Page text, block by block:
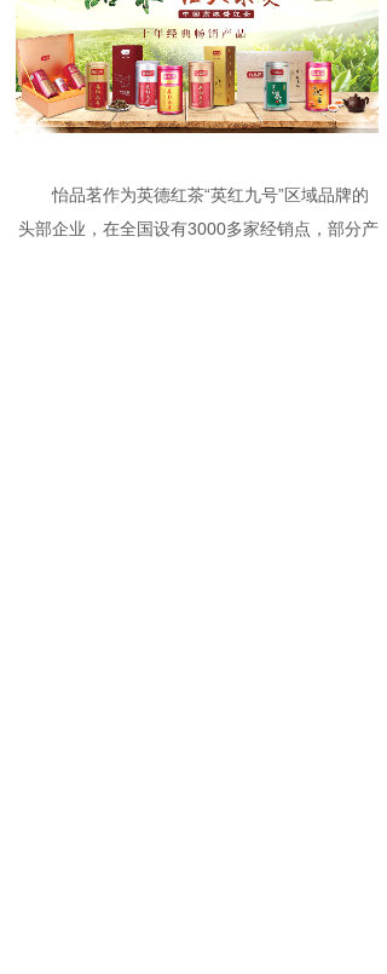
怡品茗作为英德红茶“英红九号”区域品牌的
头部企业，在全国设有3000多家经销点，部分产